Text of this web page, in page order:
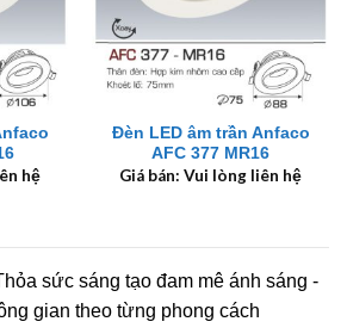
hệ
Đèn LED âm trần Anfaco
AFC 377 MR16
Giá bán: Vui lòng liên hệ
sức sáng tạo đam mê ánh sáng -
gian theo từng phong cách